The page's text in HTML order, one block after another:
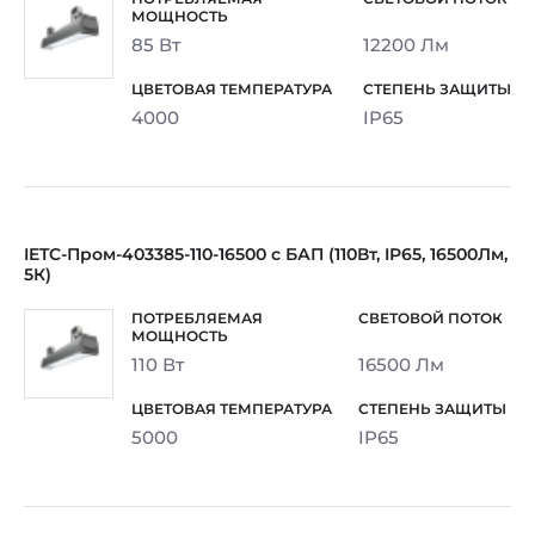
85 Вт 12200 Лм
4000 IP65
IETC-Пром-403385-110-16500 с БАП (110Вт, IP65, 16500Лм,
5К)
110 Вт 16500 Лм
5000 IP65